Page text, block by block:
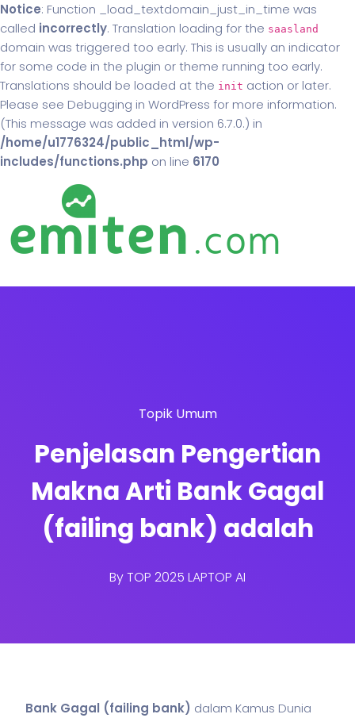
Notice: Function _load_textdomain_just_in_time was
called incorrectly. Translation loading for the saasland
domain was triggered too early. This is usually an indicator
for some code in the plugin or theme running too early.
Translations should be loaded at the init action or later.
Please see Debugging in WordPress for more information.
(This message was added in version 6.7.0.) in
/home/u1776324/public_html/wp-
includes/functions.php on line 6170
Topik Umum
Penjelasan Pengertian
Makna Arti Bank Gagal
(failing bank) adalah
ByTOP 2025 LAPTOP AI
Bank Gagal (failing bank) dalam Kamus Dunia